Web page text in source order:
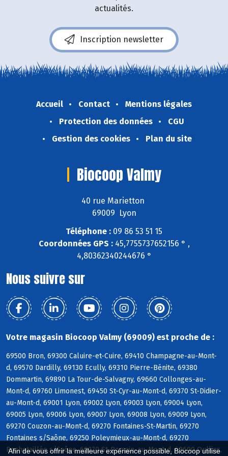
Afin de vous offrir la meilleure expérience possible, Biocoop utilise
actualités.
Inscription newsletter
Accueil Contact
Mentions légales
Protection des données
CGU
Gestion des cookies
Plan du site
Biocoop Valmy
40 rue Marietton
69009 Lyon
Téléphone : 09 86 53 51 15
Coordonnées GPS :45,7755737652156 ° ,
4,80362340244676 °
Nous suivre sur
Votre magasin Biocoop Valmy (69009) est proche de :
69500 Bron, 69300 Caluire-et-Cuire, 69410 Champagne-au-Mont-
d, 69570 Dardilly, 69130 Ecully, 69310 Pierre-Bénite, 69380
Dommartin, 69890 La Tour-de-Salvagny, 69660 Collonges-au-
Mont-d, 69760 Limonest, 69450 St-Cyr-au-Mont-d, 69370 St-Didier-
au-Mont-d, 69001 Lyon, 69002 Lyon, 69003 Lyon, 69004 Lyon,
69005 Lyon, 69006 Lyon, 69007 Lyon, 69008 Lyon, 69009 Lyon,
69270 Couzon-au-Mont-d, 69270 Fontaines-St-Martin, 69270
Fontaines s/Saône, 69250 Poleymieux-au-Mont-d, 69270
Rochetaillée s/Saône, 69270 St-Romain-au-Mont-d, 69600 Oullins,